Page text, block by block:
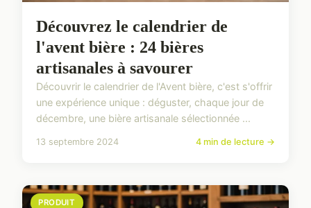
Découvrez le calendrier de
l'avent bière : 24 bières
artisanales à savourer
Découvrir le calendrier de l'Avent bière, c'est s'offrir
une expérience unique : déguster, chaque jour de
décembre, une bière artisanale sélectionnée ...
13 septembre 2024 4 min de lecture →
PRODUIT